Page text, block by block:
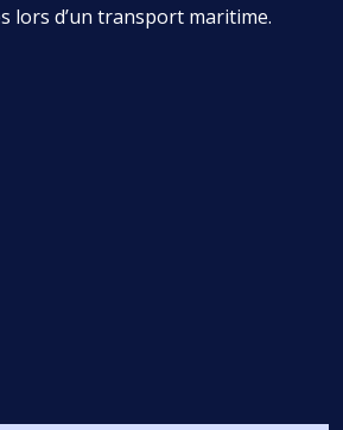
lors d’un transport maritime.